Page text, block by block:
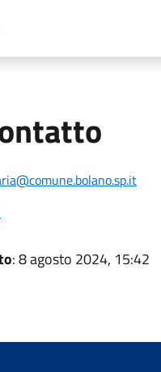
: 8 agosto 2024, 15:42